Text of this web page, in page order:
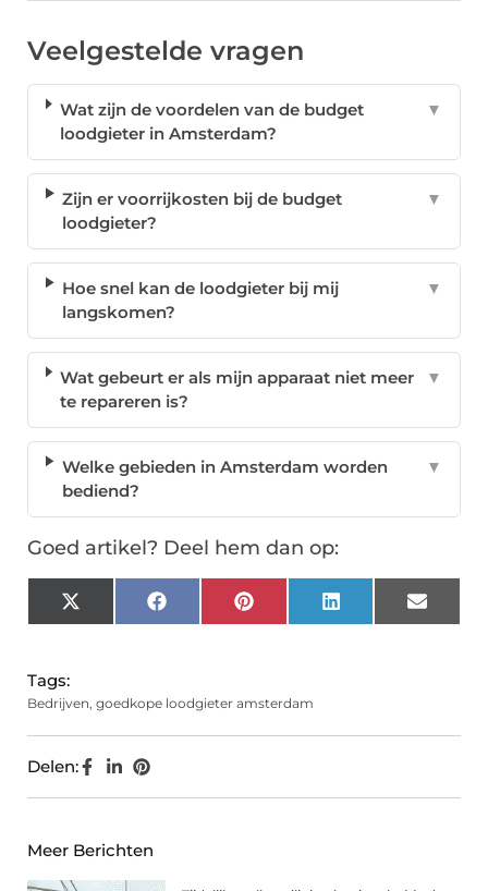
Veelgestelde vragen
Wat zijn de voordelen van de budget
loodgieter in Amsterdam?
▼
Zijn er voorrijkosten bij de budget
loodgieter?
▼
Hoe snel kan de loodgieter bij mij
langskomen?
▼
Wat gebeurt er als mijn apparaat niet meer
te repareren is?
▼
Welke gebieden in Amsterdam worden
bediend?
▼
Goed artikel? Deel hem dan op:
X
(Twitter)
FacebookPinterest LinkedIn Email
Tags:
Bedrijven, goedkope loodgieter amsterdam
Delen:
Meer Berichten